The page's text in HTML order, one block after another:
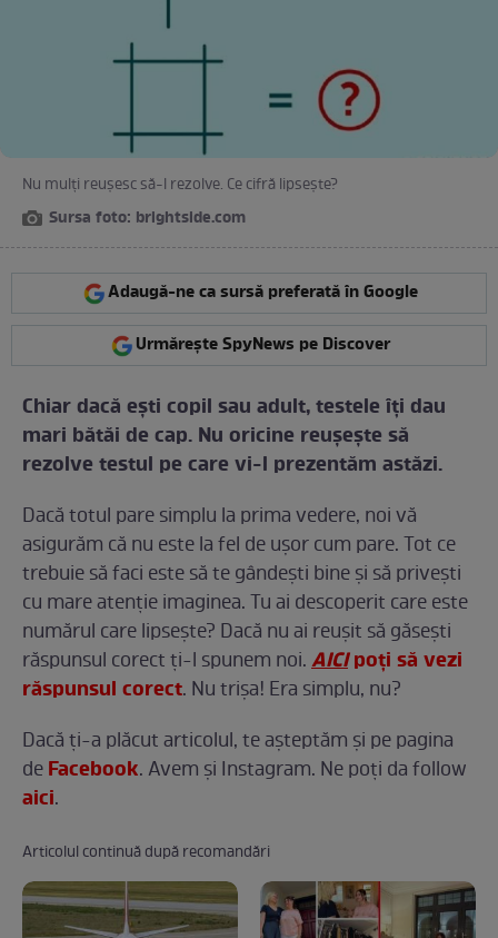
Nu mulți reușesc să-l rezolve. Ce cifră lipsește?
Sursa foto: brightside.com
Adaugă-ne ca sursă preferată în Google
Urmărește SpyNews pe Discover
Chiar dacă ești copil sau adult, testele îți dau
mari bătăi de cap. Nu oricine reușește să
rezolve testul pe care vi-l prezentăm astăzi.
Dacă totul pare simplu la prima vedere, noi vă
asigurăm că nu este la fel de ușor cum pare. Tot ce
trebuie să faci este să te gândești bine și să privești
cu mare atenție imaginea. Tu ai descoperit care este
numărul care lipsește? Dacă nu ai reușit să găsești
răspunsul corect ți-l spunem noi.AICIpoți să vezi
răspunsul corect. Nu trișa! Era simplu, nu?
Dacă ți-a plăcut articolul, te așteptăm și pe pagina
deFacebook. Avem și Instagram. Ne poți da follow
aici.
Articolul continuă după recomandări